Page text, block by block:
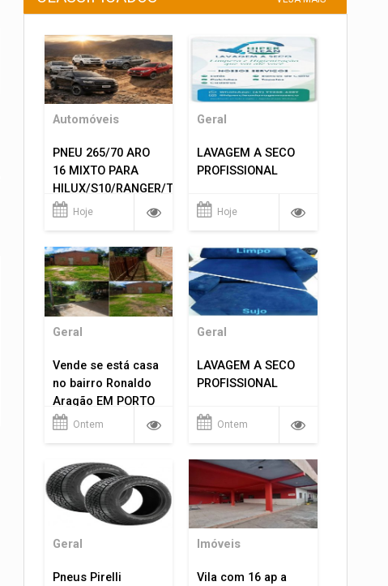
Automóveis
PNEU 265/70 ARO
16 MIXTO PARA
HILUX/S10/RANGER/TRITON
ETC... MONTAGEM
Hoje
Geral
LAVAGEM A SECO
PROFISSIONAL
Hoje
Geral
Vende se está casa
no bairro Ronaldo
Aragão EM PORTO
VELHO RO.
Ontem
Geral
LAVAGEM A SECO
PROFISSIONAL
Ontem
Geral
Pneus Pirelli
Imóveis
Vila com 16 ap a